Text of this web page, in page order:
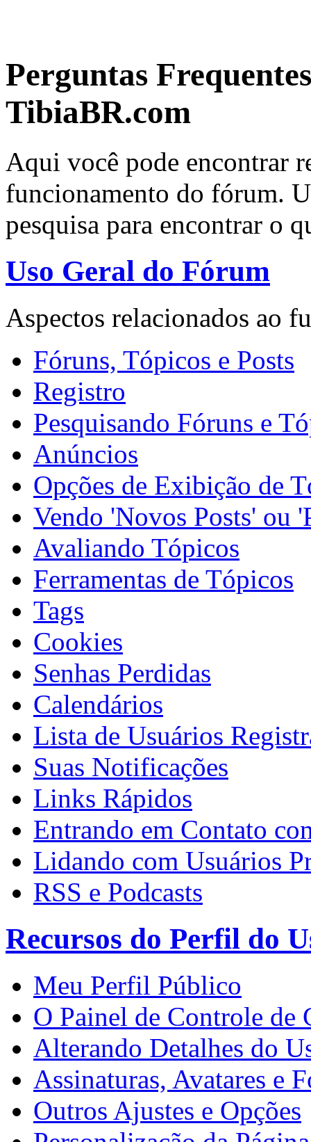
Perguntas
TibiaBR.com
Aqui você pode encontrar
funcionamento do fórum.
pesquisa para encontrar o
Uso Geral do Fórum
Aspectos relacionados ao
Fóruns, Tópicos e Posts
Registro
Pesquisando Fóruns e
Anúncios
Opções de Exibição de
Vendo 'Novos Posts' ou
Avaliando Tópicos
Ferramentas de Tópicos
Tags
Cookies
Senhas Perdidas
Calendários
Lista de Usuários
Suas Notificações
Links Rápidos
Entrando em Contato
Lidando com Usuários
RSS e Podcasts
Recursos do Perfil do
Meu Perfil Público
O Painel de Controle de
Alterando Detalhes do
Assinaturas, Avatares e
Outros Ajustes e Opções